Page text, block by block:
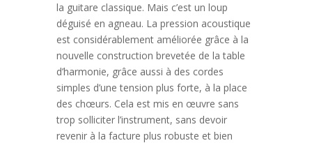
la guitare classique. Mais c’est un loup
déguisé en agneau. La pression acoustique
est considérablement améliorée grâce à la
nouvelle construction brevetée de la table
d’harmonie, grâce aussi à des cordes
simples d’une tension plus forte, à la place
des chœurs. Cela est mis en œuvre sans
trop solliciter l’instrument, sans devoir
revenir à la facture plus robuste et bien